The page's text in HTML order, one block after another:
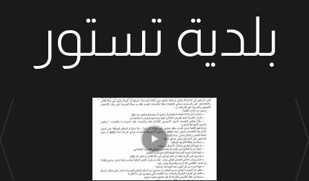
بلدية تستور